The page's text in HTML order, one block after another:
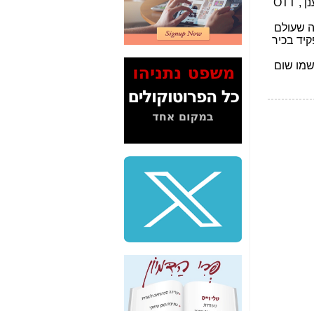
2" על תעלולי השר
משה כחלון -כאן
הסלולר" ואיך מסרסים
את הנתונים לציבור -
כאן
שלמה פילבר (עד
לאחרונה מנכ"ל משרד
התקשורת) - עד
מדינה? הצחקתם
אותי! -כאן
"יש אפליה בחקירה"?
חשיפה: למה השר
משה כחלון לא נחקר
עד היום? -
כאן